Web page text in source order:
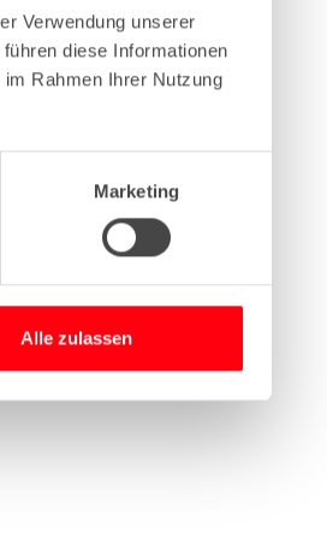
Verwendung unserer
diese Informationen
Rahmen Ihrer Nutzung
Marketing
Alle zulassen
information).